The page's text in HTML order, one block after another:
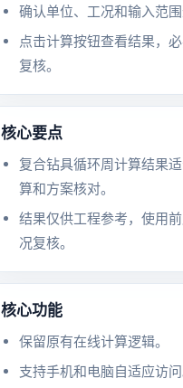
确认单位、工况和输入范围
点击计算按钮查看结果，
复核。
核心要点
复合钻具循环周计算结果
算和方案核对。
结果仅供工程参考，使用
况复核。
核心功能
保留原有在线计算逻辑。
支持手机和电脑自适应访问